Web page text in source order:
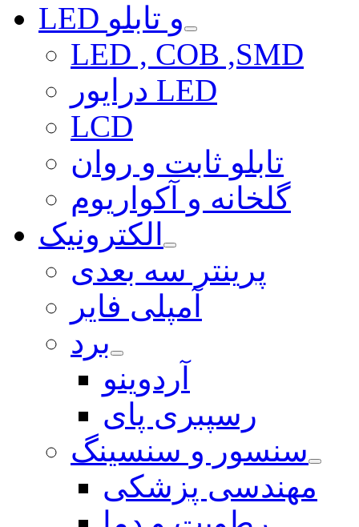
LED و تابلو
LED , COB ,SMD
درایور LED
LCD
تابلو ثابت و روان
گلخانه و آکواریوم
الکترونیک
پرینتر سه بعدی
آمپلی فایر
برد
آردوینو
رسپبری پای
سنسور و سنسینگ
مهندسی پزشکی